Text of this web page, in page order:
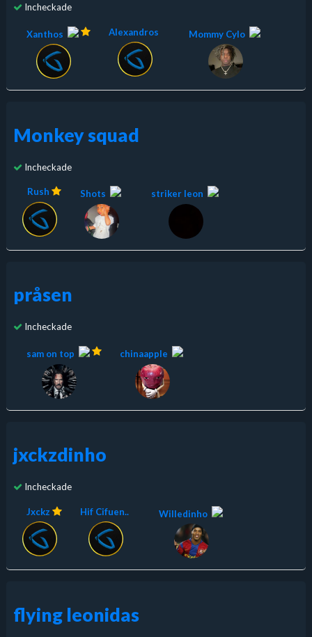
Incheckade
Xanthos Alexandros Mommy Cylo
Monkey squad
Incheckade
Rush Shots striker leon
pråsen
Incheckade
sam on top chinaapple
jxckzdinho
Incheckade
Jxckz Hif Cifuen.. Willedinho
flying leonidas